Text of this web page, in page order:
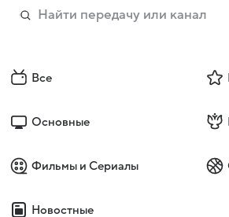
Все
Основные
Фильмы и Сериалы
Новостные